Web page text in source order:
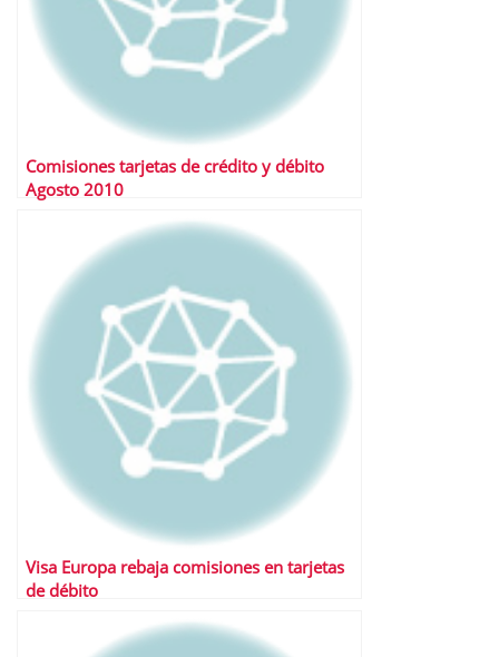
Comisiones tarjetas de crédito y débito
Agosto 2010
Visa Europa rebaja comisiones en tarjetas
de débito